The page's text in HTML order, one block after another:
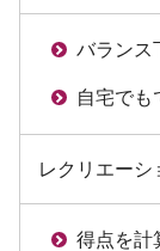
バランス
自宅でも
レクリエーシ
得点を計